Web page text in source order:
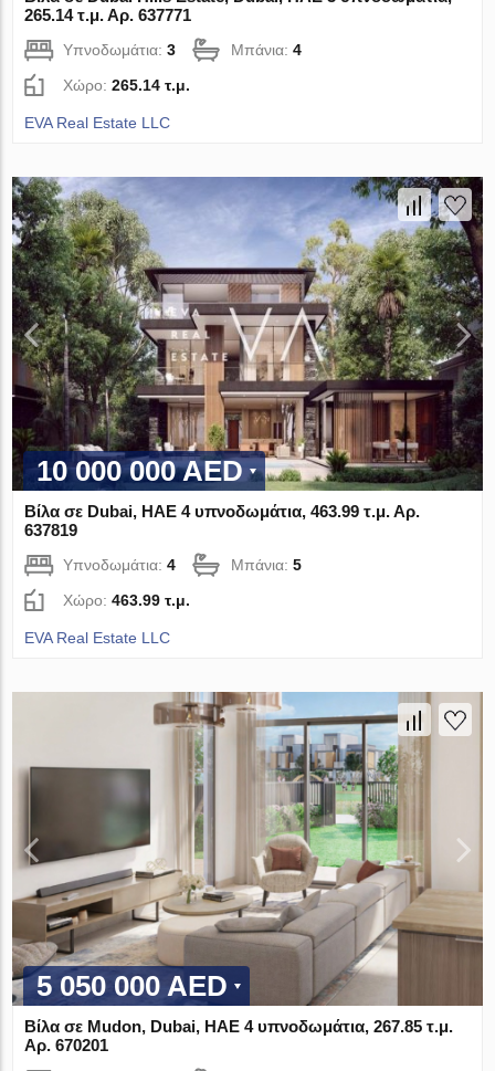
265.14 τ.μ. Αρ. 637771
Υπνοδωμάτια:3 Μπάνια:4
Χώρο:265.14 τ.μ.
EVA Real Estate LLC
10 000 000 AED
Βίλα σε Dubai, ΗΑΕ 4 υπνοδωμάτια, 463.99 τ.μ. Αρ.
637819
Υπνοδωμάτια:4 Μπάνια:5
Χώρο:463.99 τ.μ.
EVA Real Estate LLC
5 050 000 AED
Βίλα σε Mudon, Dubai, ΗΑΕ 4 υπνοδωμάτια, 267.85 τ.μ.
Αρ. 670201